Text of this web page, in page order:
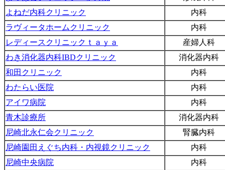
よねだ内科クリニック
内科
ラヴィータホームクリニック
内科
レディースクリニックｔａｙａ
産婦人科
わき消化器内科IBDクリニック
消化器内科
和田クリニック
内科
わたらい医院
内科
アイワ病院
内科
青木診療所
消化器内科
尼崎北永仁会クリニック
腎臓内科
尼崎園田えぐち内科・内視鏡クリニック
内科
尼崎中央病院
内科